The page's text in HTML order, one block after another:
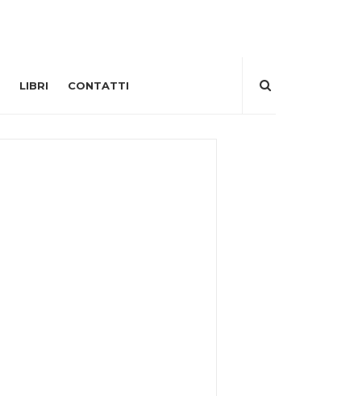
LIBRI CONTATTI